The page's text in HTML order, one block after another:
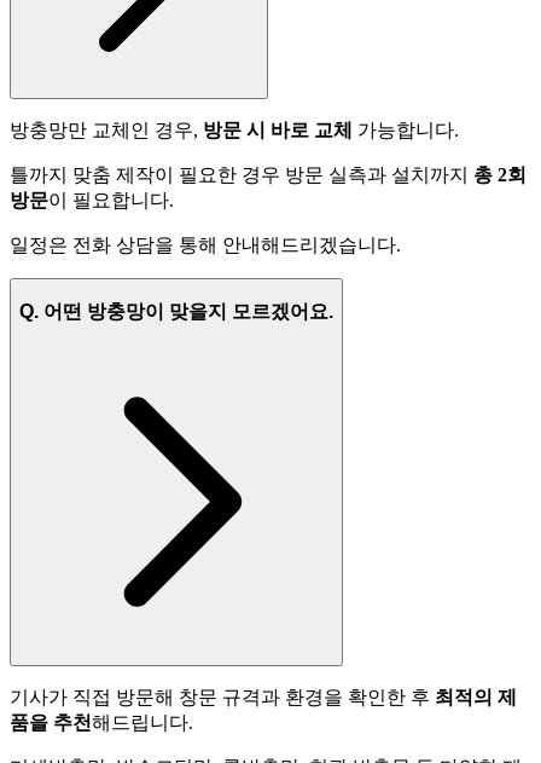
방충망만 교체인 경우, 방문 시 바로 교체 가능합니다.
틀까지 맞춤 제작이 필요한 경우 방문 실측과 설치까지 총 2회
방문이 필요합니다.
일정은 전화 상담을 통해 안내해드리겠습니다.
Q. 어떤 방충망이 맞을지 모르겠어요.
기사가 직접 방문해 창문 규격과 환경을 확인한 후 최적의 제
품을 추천해드립니다.